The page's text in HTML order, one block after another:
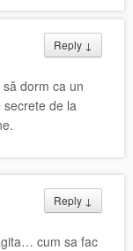
Reply ↓
dorm ca un
de la
Reply ↓
cum sa fac